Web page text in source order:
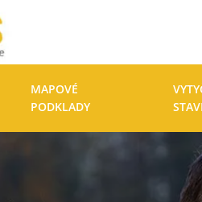
MAPOVÉ
PODKLADY